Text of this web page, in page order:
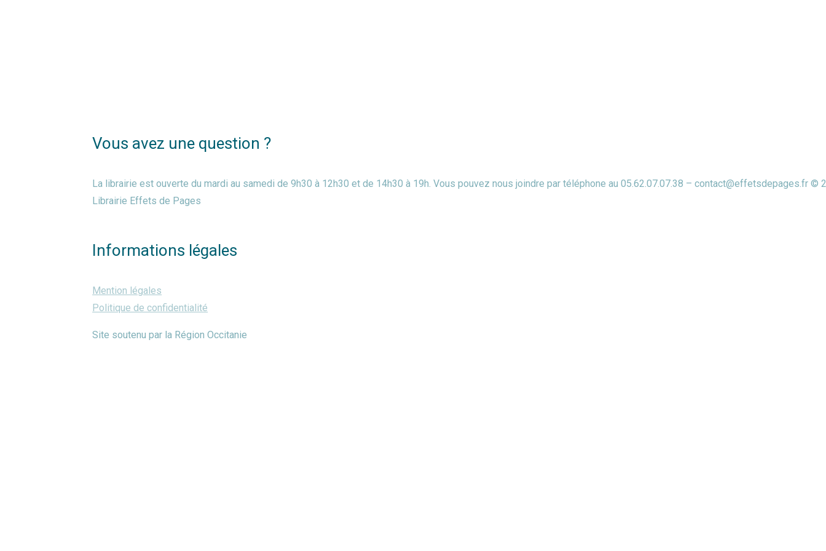
Vous avez une question ?
La librairie est ouverte du mardi au samedi de 9h30 à 12h30 et de 14h30 à 19h. Vous pouvez nous joindre par téléphone au 05.62.07.07.38 – contact@effetsdepages.fr ©
Librairie Effets de Pages
Informations légales
Mention légales
Politique de confidentialité
Site soutenu par la Région Occitanie